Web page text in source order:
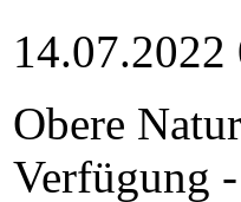
14.07.2022
Obere
Verfügung